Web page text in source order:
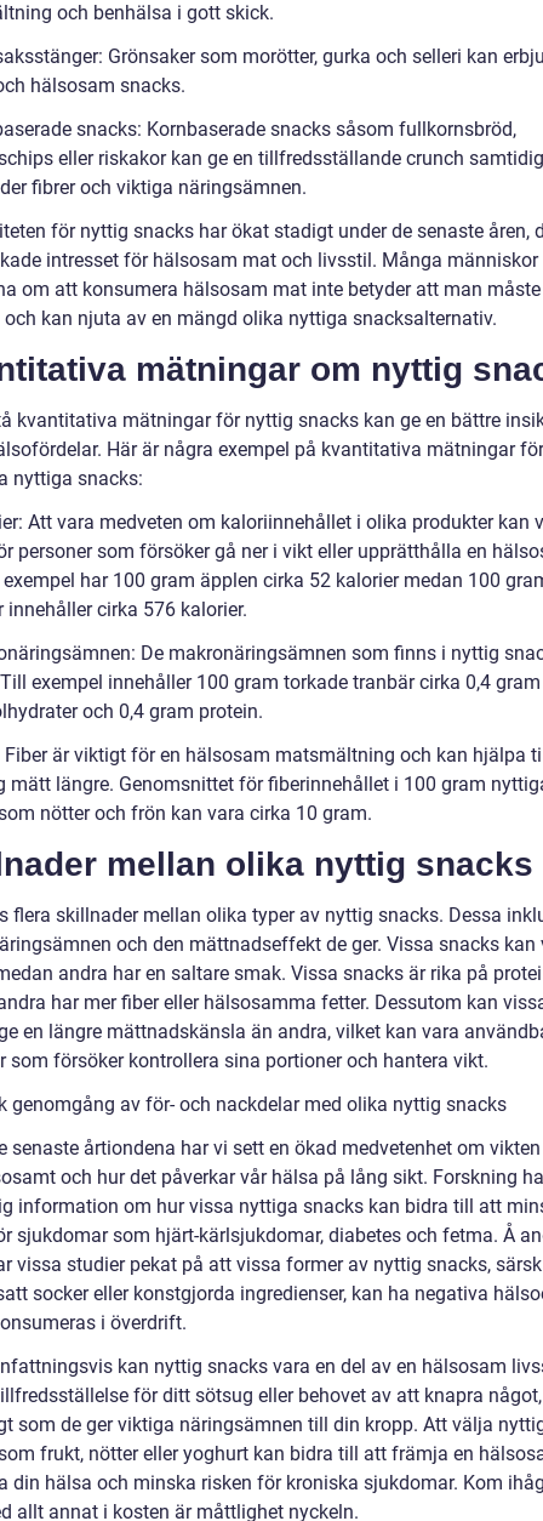
och benhälsa i gott skick.
Grönsaker som morötter, gurka och selleri kan
hälsosam snacks.
snacks: Kornbaserade snacks såsom fullkornsbröd,
eller riskakor kan ge en tillfredsställande crunch
fibrer och viktiga näringsämnen.
för nyttig snacks har ökat stadigt under de senaste åren,
intresset för hälsosam mat och livsstil. Många människor
om att konsumera hälsosam mat inte betyder att man
och kan njuta av en mängd olika nyttiga snacksalternativ.
mätningar om nyttig
kvantitativa mätningar för nyttig snacks kan ge en bättre
Här är några exempel på kvantitativa mätningar
nyttiga snacks:
Att vara medveten om kaloriinnehållet i olika produkter kan
personer som försöker gå ner i vikt eller upprätthålla en
har 100 gram äpplen cirka 52 kalorier medan 100
innehåller cirka 576 kalorier.
De makronäringsämnen som finns i nyttig
exempel innehåller 100 gram torkade tranbär cirka 0,4
och 0,4 gram protein.
Fiber är viktigt för en hälsosam matsmältning och kan hjälpa
mätt längre. Genomsnittet för fiberinnehållet i 100 gram
nötter och frön kan vara cirka 10 gram.
mellan olika nyttig snacks
flera skillnader mellan olika typer av nyttig snacks. Dessa
och den mättnadseffekt de ger. Vissa snacks kan
andra har en saltare smak. Vissa snacks är rika på
har mer fiber eller hälsosamma fetter. Dessutom kan
en längre mättnadskänsla än andra, vilket kan vara
som försöker kontrollera sina portioner och hantera vikt.
genomgång av för- och nackdelar med olika nyttig snacks
senaste årtiondena har vi sett en ökad medvetenhet om
och hur det påverkar vår hälsa på lång sikt. Forskning
information om hur vissa nyttiga snacks kan bidra till att
sjukdomar som hjärt-kärlsjukdomar, diabetes och fetma. Å
vissa studier pekat på att vissa former av nyttig snacks,
socker eller konstgjorda ingredienser, kan ha negativa
i överdrift.
kan nyttig snacks vara en del av en hälsosam
för ditt sötsug eller behovet av att knapra något,
som de ger viktiga näringsämnen till din kropp. Att välja
frukt, nötter eller yoghurt kan bidra till att främja en
din hälsa och minska risken för kroniska sjukdomar. Kom
allt annat i kosten är måttlighet nyckeln.